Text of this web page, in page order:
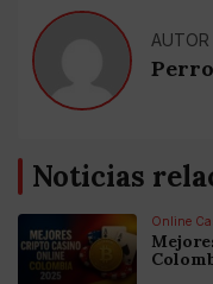
AUTOR
Noticias
Online